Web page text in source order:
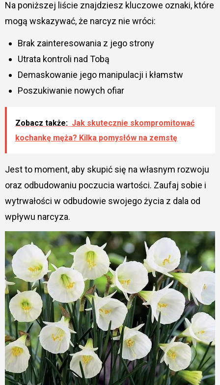
Na poniższej liście znajdziesz kluczowe oznaki, które
mogą wskazywać, że narcyz nie wróci:
Brak zainteresowania z jego strony
Utrata kontroli nad Tobą
Demaskowanie jego manipulacji i kłamstw
Poszukiwanie nowych ofiar
Zobacz także: Jak skutecznie skompromitować
kochankę męża? Kilka pomysłów na zemstę
Jest to moment, aby skupić się na własnym rozwoju
oraz odbudowaniu poczucia wartości. Zaufaj sobie i
wytrwałości w odbudowie swojego życia z dala od
wpływu narcyza.